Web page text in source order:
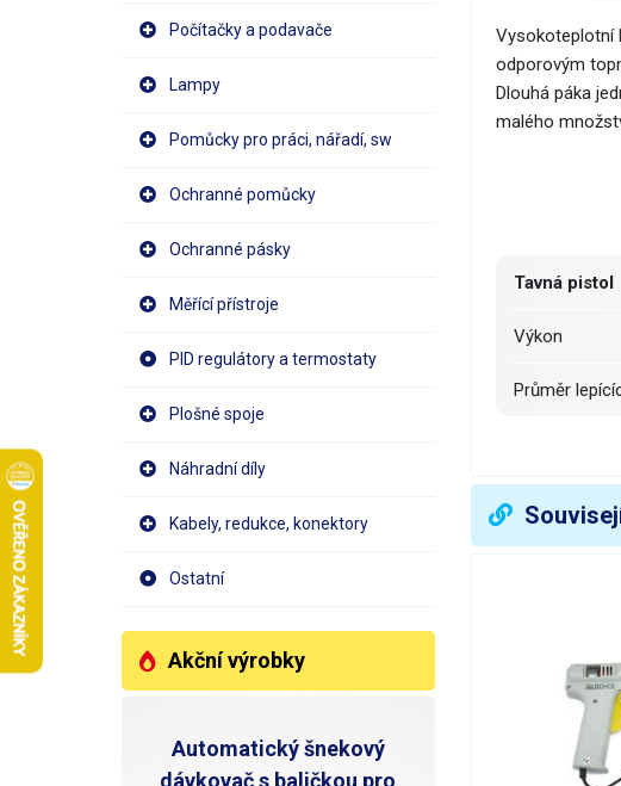
Počítačky a podavače
Lampy
Pomůcky pro práci, nářadí, sw
Ochranné pomůcky
Ochranné pásky
Měřící přístroje
PID regulátory a termostaty
Plošné spoje
Náhradní díly
Kabely, redukce, konektory
Ostatní
Akční výrobky
Automatický šnekový
dávkovač s baličkou pro
Vysokoteplotní
odporovým
Dlouhá páka
malého
Tavná pistol
Výkon
Průměr
Napájecí